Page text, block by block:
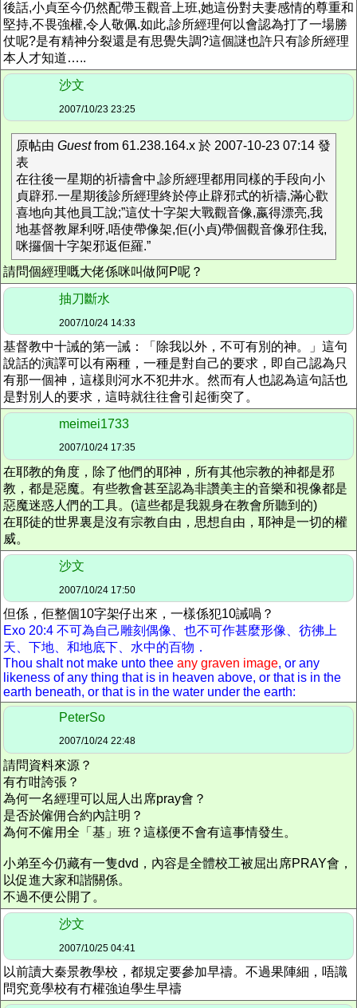
後話,小貞至今仍然配帶玉觀音上班,她這份對夫妻感情的尊重和
堅持,不畏強權,令人敬佩.如此,診所經理何以會認為打了一場勝
仗呢?是有精神分裂還是有思覺失調?這個謎也許只有診所經理
本人才知道…..
沙文
2007/10/23 23:25
原帖由 Guestfrom 61.238.164.x 於 2007-10-23 07:14 發
表
在往後一星期的祈禱會中,診所經理都用同樣的手段向小
貞辟邪.一星期後診所經理終於停止辟邪式的祈禱,滿心歡
喜地向其他員工說;”這仗十字架大戰觀音像,嬴得漂亮,我
地基督教犀利呀,唔使帶像架,佢(小貞)帶個觀音像邪住我,
咪攞個十字架邪返佢羅.”
請問個經理嘅大佬係咪叫做阿P呢？
抽刀斷水
2007/10/24 14:33
基督教中十誡的第一誡：「除我以外，不可有別的神。」這句
說話的演譯可以有兩種，一種是對自己的要求，即自己認為只
有那一個神，這樣則河水不犯井水。然而有人也認為這句話也
是對別人的要求，這時就往往會引起衝突了。
meimei1733
2007/10/24 17:35
在耶教的角度，除了他們的耶神，所有其他宗教的神都是邪
教，都是惡魔。有些教會甚至認為非讚美主的音樂和視像都是
惡魔迷惑人們的工具。(這些都是我親身在教會所聽到的)
在耶徒的世界裏是沒有宗教自由，思想自由，耶神是一切的權
威。
沙文
2007/10/24 17:50
但係，佢整個10字架仔出來，一樣係犯10誡喎？
Exo 20:4 不可為自己雕刻偶像、也不可作甚麼形像、彷彿上
天、下地、和地底下、水中的百物．
Thou shalt not make unto thee any graven image, or any
likeness of any thing that is in heaven above, or that is in the
earth beneath, or that is in the water under the earth:
PeterSo
2007/10/24 22:48
請問資料來源？
有冇咁誇張？
為何一名經理可以屈人出席pray會？
是否於僱佣合約內註明？
為何不僱用全「基」班？這樣便不會有這事情發生。
小弟至今仍藏有一隻dvd，內容是全體校工被屈出席PRAY會，
以促進大家和諧關係。
不過不便公開了。
沙文
2007/10/25 04:41
以前讀大秦景教學校，都規定要參加早禱。不過果陣細，唔識
問究竟學校有冇權強迫學生早禱